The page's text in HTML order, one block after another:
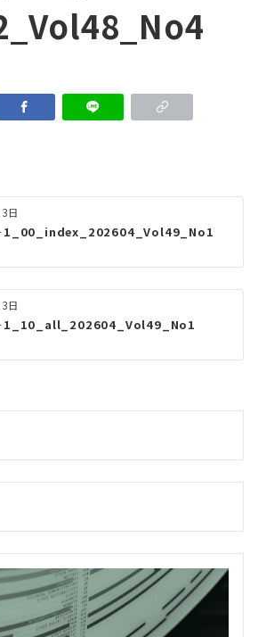
日
1_00_index_202604_Vol49_No1
日
1_10_all_202604_Vol49_No1